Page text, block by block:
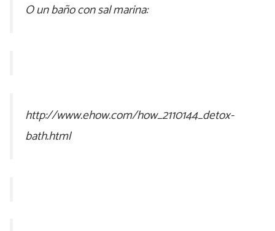
O un baño con sal marina:
http://www.ehow.com/how_2110144_detox-
bath.html